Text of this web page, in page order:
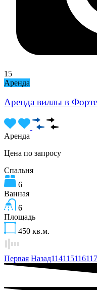
15
Аренда
Аренда виллы в
Аренда
Цена по запросу
Спальня
6
Ванная
6
Площадь
450 кв.м.
Первая Назад114115116117